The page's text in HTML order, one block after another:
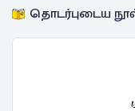
தொடர்புடைய